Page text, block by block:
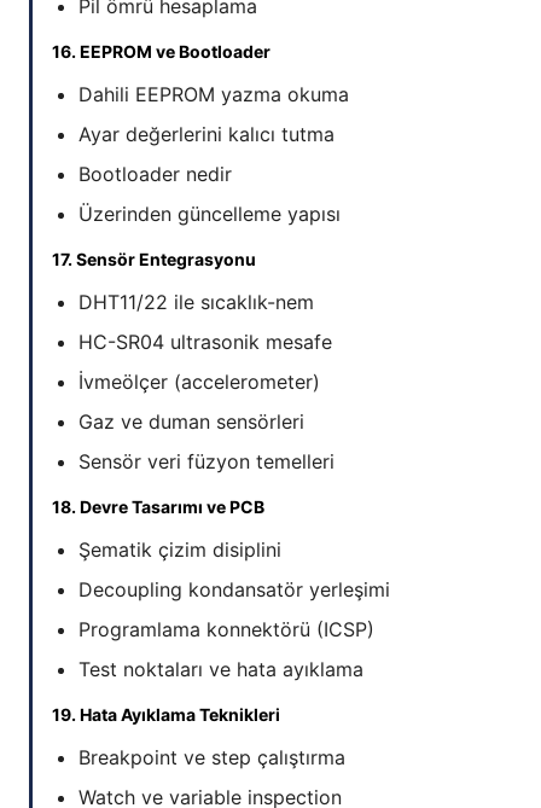
Pil ömrü hesaplama
16. EEPROM ve Bootloader
Dahili EEPROM yazma okuma
Ayar değerlerini kalıcı tutma
Bootloader nedir
Üzerinden güncelleme yapısı
17. Sensör Entegrasyonu
DHT11/22 ile sıcaklık-nem
HC-SR04 ultrasonik mesafe
İvmeölçer (accelerometer)
Gaz ve duman sensörleri
Sensör veri füzyon temelleri
18. Devre Tasarımı ve PCB
Şematik çizim disiplini
Decoupling kondansatör yerleşimi
Programlama konnektörü (ICSP)
Test noktaları ve hata ayıklama
19. Hata Ayıklama Teknikleri
Breakpoint ve step çalıştırma
Watch ve variable inspection